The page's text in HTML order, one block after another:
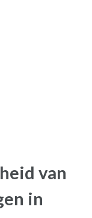
van
in